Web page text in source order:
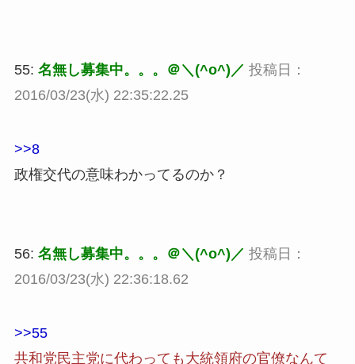
55: 名無し募集中。。。＠＼(^o^)／ 投稿日：
2016/03/23(水) 22:35:22.25
>>8
政権交代の意味わかってるのか？
56: 名無し募集中。。。＠＼(^o^)／ 投稿日：
2016/03/23(水) 22:36:18.62
>>55
共和党民主党に代わっても大統領府の官僚なんて